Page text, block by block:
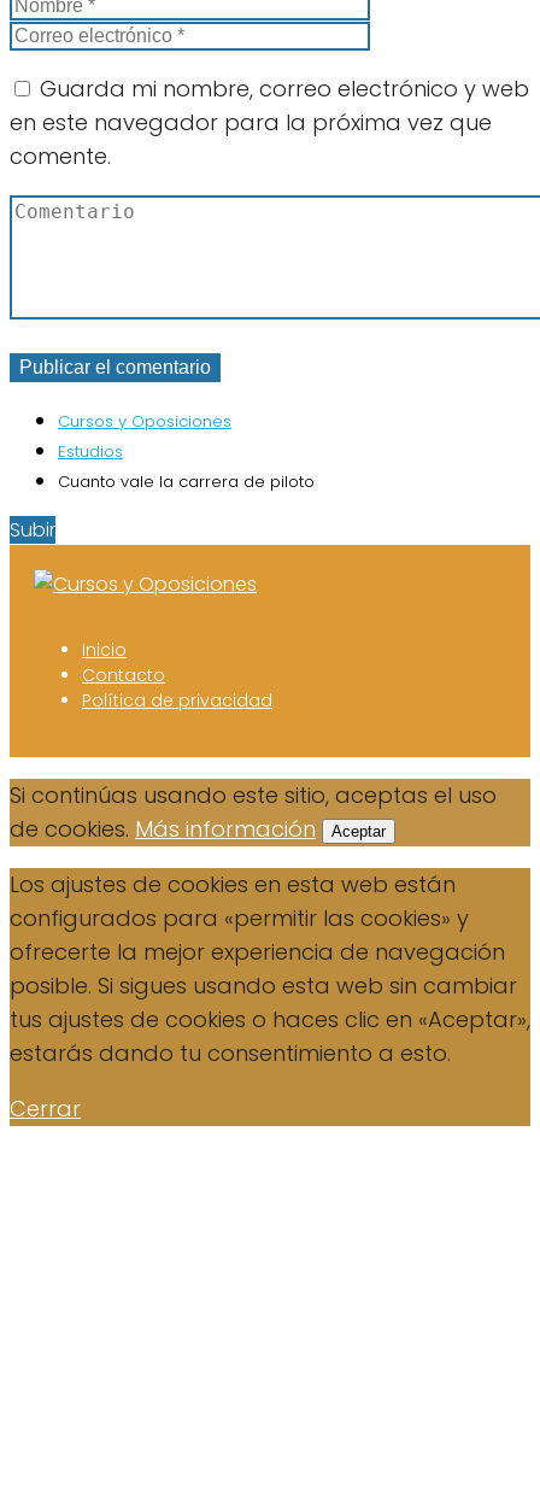
Guarda mi nombre, correo electrónico y web
en este navegador para la próxima vez que
comente.
Cursos y Oposiciones
Estudios
Cuanto vale la carrera de piloto
Subir
Inicio
Contacto
Política de privacidad
Si continúas usando este sitio, aceptas el uso
de cookies. Más información Aceptar
Los ajustes de cookies en esta web están
configurados para «permitir las cookies» y
ofrecerte la mejor experiencia de navegación
posible. Si sigues usando esta web sin cambiar
tus ajustes de cookies o haces clic en «Aceptar»,
estarás dando tu consentimiento a esto.
Cerrar